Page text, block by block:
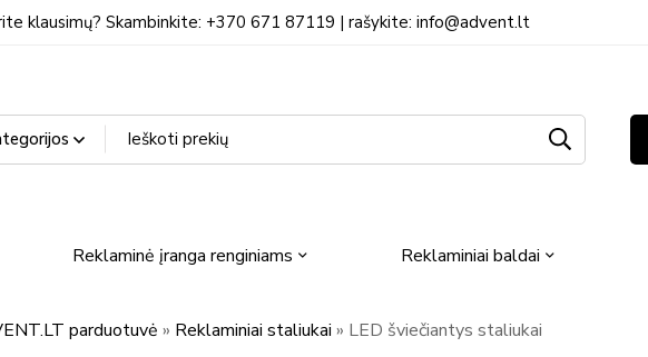
klausimų? Skambinkite: +370 671 87119 | rašykite: info@advent.lt
Reklaminė įranga renginiams Reklaminiai baldai
parduotuvė » Reklaminiai staliukai » LED šviečiantys staliukai